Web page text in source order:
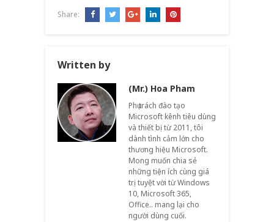
Share:
Written by
(Mr.) Hoa Pham
Phụ trách đào tạo
Microsoft kênh tiêu dùng
và thiết bị từ 2011, tôi
dành tình cảm lớn cho
thương hiệu Microsoft.
Mong muốn chia sẻ
những tiện ích cùng giá
trị tuyệt vời từ Windows
10, Microsoft 365,
Office.. mang lại cho
người dùng cuối.